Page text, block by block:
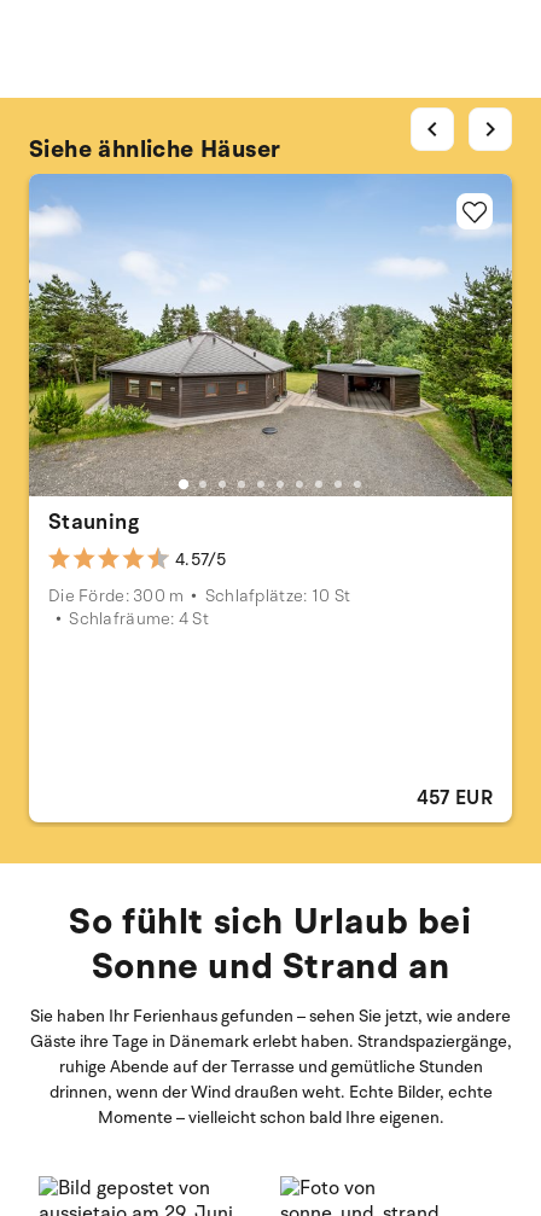
Siehe ähnliche Häuser
Stauning
4.57/5
Die Förde: 300 m
Schlafplätze: 10 St
Schlafräume: 4 St
457 EUR
chevron_left chevron_right
So fühlt sich Urlaub bei
Sonne und Strand an
Sie haben Ihr Ferienhaus gefunden – sehen Sie jetzt, wie andere
Gäste ihre Tage in Dänemark erlebt haben. Strandspaziergänge,
ruhige Abende auf der Terrasse und gemütliche Stunden
drinnen, wenn der Wind draußen weht. Echte Bilder, echte
Momente – vielleicht schon bald Ihre eigenen.